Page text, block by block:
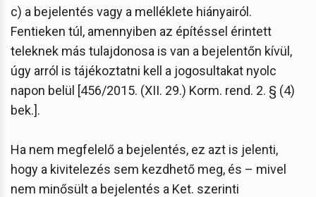
c) a bejelentés vagy a melléklete hiányairól.
Fentieken túl, amennyiben az építéssel érintett
teleknek más tulajdonosa is van a bejelentőn kívül,
úgy arról is tájékoztatni kell a jogosultakat nyolc
napon belül [456/2015. (XII. 29.) Korm. rend. 2. § (4)
bek.].
Ha nem megfelelő a bejelentés, ez azt is jelenti,
hogy a kivitelezés sem kezdhető meg, és – mivel
nem minősült a bejelentés a Ket. szerinti